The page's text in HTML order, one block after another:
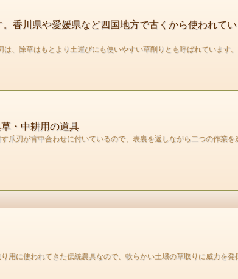
香川県や愛媛県など四国地方で古くから使われて
、除草はもとより土運びにも使いやすい草削りとも呼ばれています
・中耕用の道具
刃が背中合わせに付いているので、表裏を返しながら二つの作業を
に使われてきた伝統農具なので、軟らかい土壌の草取りに威力を発